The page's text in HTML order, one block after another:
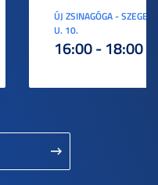
ÚJ ZSINAGÓGA -
U. 10.
16:00 - 18:00